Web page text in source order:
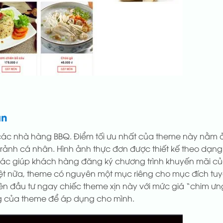
nhà hàng BBQ. Điểm tối ưu nhất của theme này
cá nhân. Hình ảnh thực đơn được thiết kế theo
giúp khách hàng đăng ký chương trình khuyến mãi
nữa, theme có nguyên một mục riêng cho mục đích
đầu tư ngay chiếc theme xịn này với mức giá “chim
theme để áp dụng cho mình.